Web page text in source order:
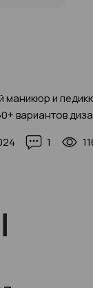
маникюр и
вариантов
1